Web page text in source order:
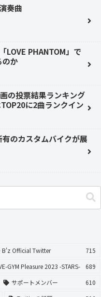
奏曲
LOVE PHANTOM」で
のか
の投票結果ランキング
に2曲ランクイン
のカスタムバイクが展
B'z Official Twitter
715
GYM Pleasure 2023 -STARS-
689
サポートメンバー
610